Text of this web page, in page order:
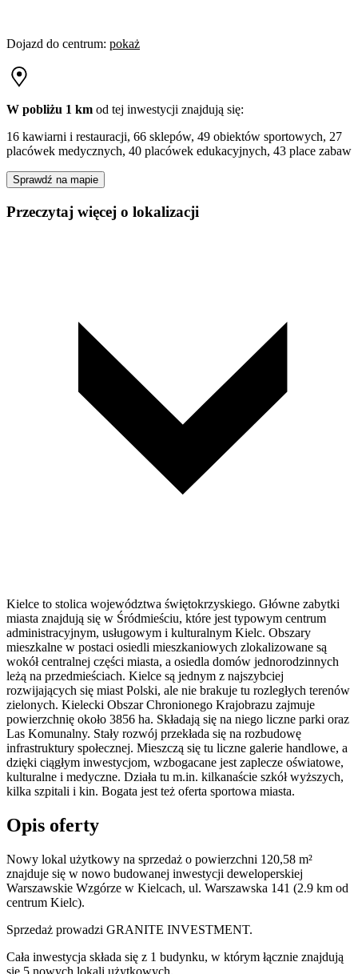
Dojazd do centrum: pokaż
W pobliżu 1 km od tej inwestycji znajdują się:
16 kawiarni i restauracji, 66 sklepów, 49 obiektów sportowych, 27
placówek medycznych, 40 placówek edukacyjnych, 43 place zabaw
Sprawdź na mapie
Przeczytaj więcej o lokalizacji
Kielce to stolica województwa świętokrzyskiego. Główne zabytki
miasta znajdują się w Śródmieściu, które jest typowym centrum
administracyjnym, usługowym i kulturalnym Kielc. Obszary
mieszkalne w postaci osiedli mieszkaniowych zlokalizowane są
wokół centralnej części miasta, a osiedla domów jednorodzinnych
leżą na przedmieściach. Kielce są jednym z najszybciej
rozwijających się miast Polski, ale nie brakuje tu rozległych terenów
zielonych. Kielecki Obszar Chronionego Krajobrazu zajmuje
powierzchnię około 3856 ha. Składają się na niego liczne parki oraz
Las Komunalny. Stały rozwój przekłada się na rozbudowę
infrastruktury społecznej. Mieszczą się tu liczne galerie handlowe, a
dzięki ciągłym inwestycjom, wzbogacane jest zaplecze oświatowe,
kulturalne i medyczne. Działa tu m.in. kilkanaście szkół wyższych,
kilka szpitali i kin. Bogata jest też oferta sportowa miasta.
Opis oferty
Nowy lokal użytkowy na sprzedaż o powierzchni 120,58 m²
znajduje się w nowo budowanej inwestycji deweloperskiej
Warszawskie Wzgórze w Kielcach, ul. Warszawska 141 (2.9 km od
centrum Kielc).
Sprzedaż prowadzi GRANITE INVESTMENT.
Cała inwestycja składa się z 1 budynku, w którym łącznie znajdują